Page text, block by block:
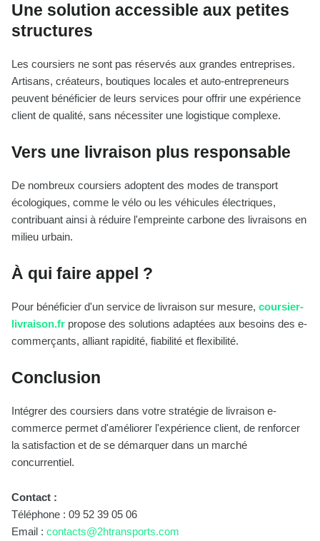
Une solution accessible aux petites
structures
Les coursiers ne sont pas réservés aux grandes entreprises.
Artisans, créateurs, boutiques locales et auto-entrepreneurs
peuvent bénéficier de leurs services pour offrir une expérience
client de qualité, sans nécessiter une logistique complexe.
Vers une livraison plus responsable
De nombreux coursiers adoptent des modes de transport
écologiques, comme le vélo ou les véhicules électriques,
contribuant ainsi à réduire l'empreinte carbone des livraisons en
milieu urbain.
À qui faire appel ?
Pour bénéficier d'un service de livraison sur mesure, coursier-
livraison.fr propose des solutions adaptées aux besoins des e-
commerçants, alliant rapidité, fiabilité et flexibilité.
Conclusion
Intégrer des coursiers dans votre stratégie de livraison e-
commerce permet d'améliorer l'expérience client, de renforcer
la satisfaction et de se démarquer dans un marché
concurrentiel.
Contact :
Téléphone : 09 52 39 05 06
Email : contacts@2htransports.com